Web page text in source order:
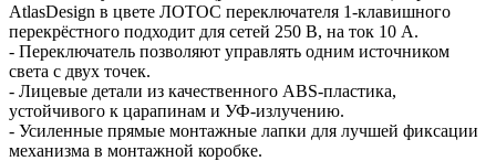
AtlasDesign в цвете ЛОТОС переключателя 1-клавишного
перекрёстного подходит для сетей 250 В, на ток 10 А.
- Переключатель позволяют управлять одним источником
света с двух точек.
- Лицевые детали из качественного ABS-пластика,
устойчивого к царапинам и УФ-излучению.
- Усиленные прямые монтажные лапки для лучшей фиксации
механизма в монтажной коробке.